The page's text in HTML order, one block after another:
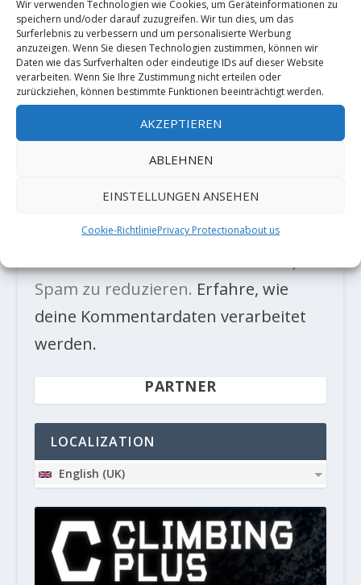
Wir verwenden Technologien wie Cookies, um Geräteinformationen zu
speichern und/oder darauf zuzugreifen. Wir tun dies, um das
Surferlebnis zu verbessern und um personalisierte Werbung
anzuzeigen. Wenn Sie diesen Technologien zustimmen, können wir
Daten wie das Surfverhalten oder eindeutige IDs auf dieser Website
verarbeiten. Wenn Sie Ihre Zustimmung nicht erteilen oder
zurückziehen, können bestimmte Funktionen beeinträchtigt werden.
AKZEPTIEREN
ABLEHNEN
EINSTELLUNGEN ANSEHEN
Cookie-RichtliniePrivacy Protectionabout us
Spam zu reduzieren. Erfahre, wie
deine Kommentardaten verarbeitet
werden.
PARTNER
LOCALIZATION
English (UK)